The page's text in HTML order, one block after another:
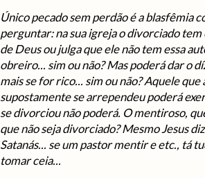
Único pecado sem perdão é a blasfêmia
perguntar: na sua igreja o divorciado
de Deus ou julga que ele não tem essa
obreiro... sim ou não? Mas poderá dar o
mais se for rico... sim ou não? Aquele
supostamente se arrependeu poderá
se divorciou não poderá. O mentiroso,
que não seja divorciado? Mesmo Jesus
Satanás... se um pastor mentir e etc., tá
tomar ceia...